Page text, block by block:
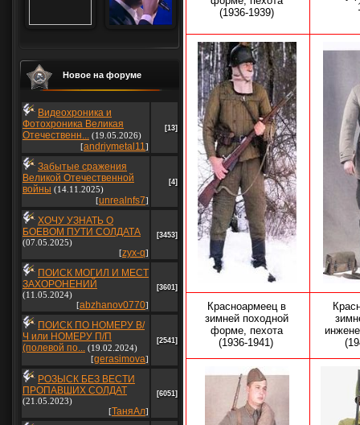
Новое на форуме
Видеохроника и
Фотохроника Великая
Отечественн... (19.05.2026)
[andriymetal11]
[13]
Забытые сражения
Великой Отечественной
войны (14.11.2025)
[unrealnfs7]
[4]
ХОЧУ УЗНАТЬ О
БОЕВОМ ПУТИ СОЛДАТА
(07.05.2025)
[zyx-q]
[3453]
ПОИСК МОГИЛ И МЕСТ
ЗАХОРОНЕНИЙ
(11.05.2024)
[abzhanov0770]
[3601]
ПОИСК ПО НОМЕРУ В/
Ч или НОМЕРУ П/П
(полевой по... (19.02.2024)
[gerasimova]
[2541]
РОЗЫСК БЕЗ ВЕСТИ
ПРОПАВШИХ СОЛДАТ
(21.05.2023)
[ТаняАл]
[6051]
(1936-1939)
Красноармеец в
зимней походной
форме, пехота
(1936-1941)